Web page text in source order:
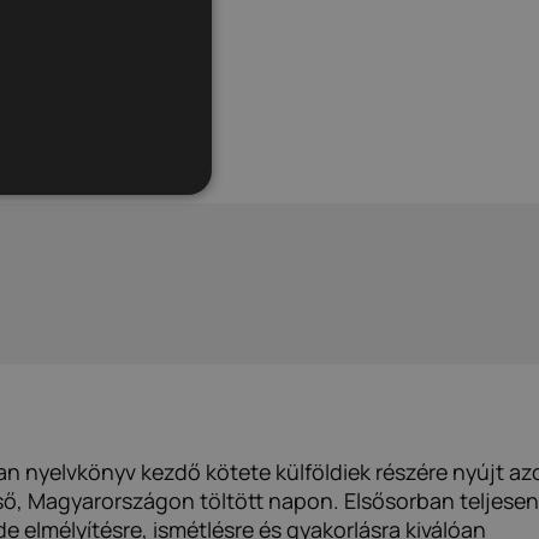
nyelvkönyv kezdő kötete külföldiek részére nyújt
Magyarországon töltött napon. Elsősorban teljesen
elmélyítésre, ismétlésre és gyakorlásra kiválóan